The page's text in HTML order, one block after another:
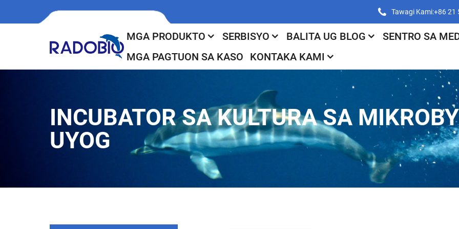
Tawagi Kami:+86 21
MGA PRODUKTO SERBISYO BALITA UG BLOG
SENTRO SA
MGA PAGTUON SA KASO
KONTAKA KAMI
INCUBATOR SA KULTURA SA
UYOG